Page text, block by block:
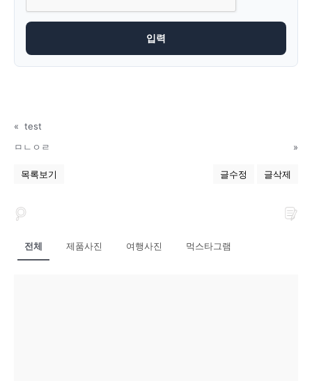
« test
ㅁㄴㅇㄹ
»
목록보기 글수정 글삭제
전체 제품사진 여행사진 먹스타그램